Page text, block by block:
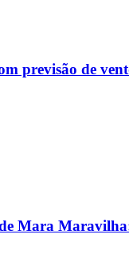
previsão de
Mara